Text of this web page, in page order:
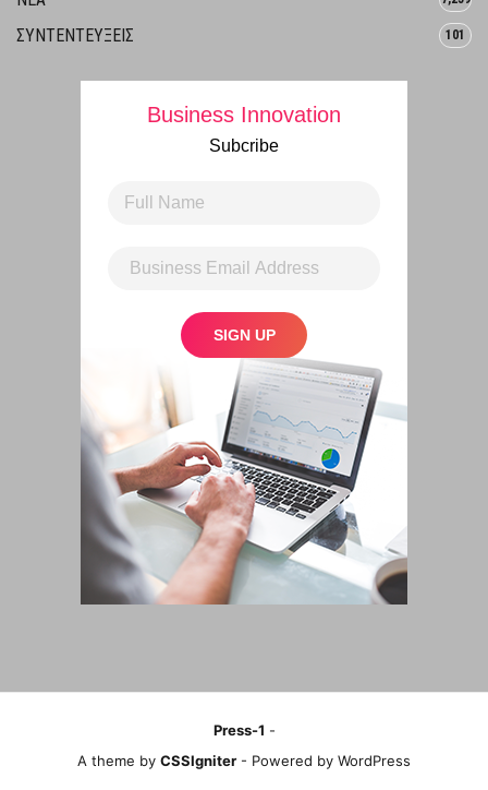
ΣΥΝΤΕΝΤΕΥΞΕΙΣ 101
Business Innovation
Subcribe
Press-1 -
A theme by CSSIgniter - Powered by WordPress